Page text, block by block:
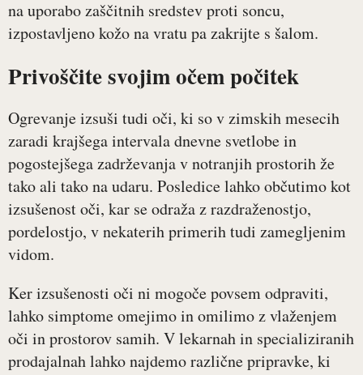
na uporabo zaščitnih sredstev proti soncu,
izpostavljeno kožo na vratu pa zakrijte s šalom.
Privoščite svojim očem počitek
Ogrevanje izsuši tudi oči, ki so v zimskih mesecih
zaradi krajšega intervala dnevne svetlobe in
pogostejšega zadrževanja v notranjih prostorih že
tako ali tako na udaru. Posledice lahko občutimo kot
izsušenost oči, kar se odraža z razdraženostjo,
pordelostjo, v nekaterih primerih tudi zamegljenim
vidom.
Ker izsušenosti oči ni mogoče povsem odpraviti,
lahko simptome omejimo in omilimo z vlaženjem
oči in prostorov samih. V lekarnah in specializiranih
prodajalnah lahko najdemo različne pripravke, ki